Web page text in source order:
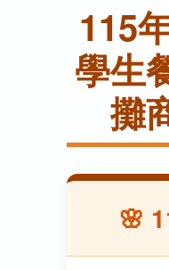
115
學生
攤
🌸